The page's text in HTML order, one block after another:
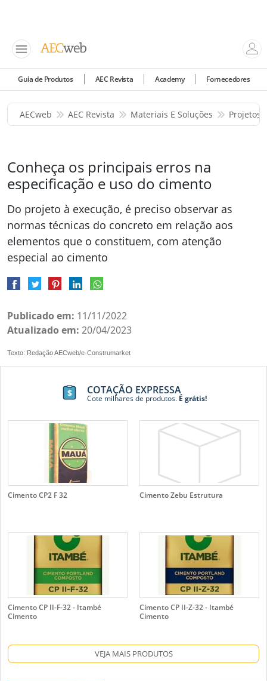
Guia de Produtos AEC Revista Academy Fornecedores
AECweb AEC Revista Materiais E Soluções Projetos
Conheça os principais erros na
especificação e uso do cimento
Do projeto à execução, é preciso observar as
normas técnicas do concreto em relação aos
elementos que o constituem, com atenção
especial ao cimento
Publicado em: 11/11/2022
Atualizado em: 20/04/2023
Texto: Redação AECweb/e-Construmarket
COTAÇÃO EXPRESSA
Cote milhares de produtos.É grátis!
Cimento CP2 F 32 Cimento Zebu Estrutura
Cimento CP II-F-32 - Itambé
Cimento
Cimento CP II-Z-32 - Itambé
Cimento
VEJA MAIS PRODUTOS